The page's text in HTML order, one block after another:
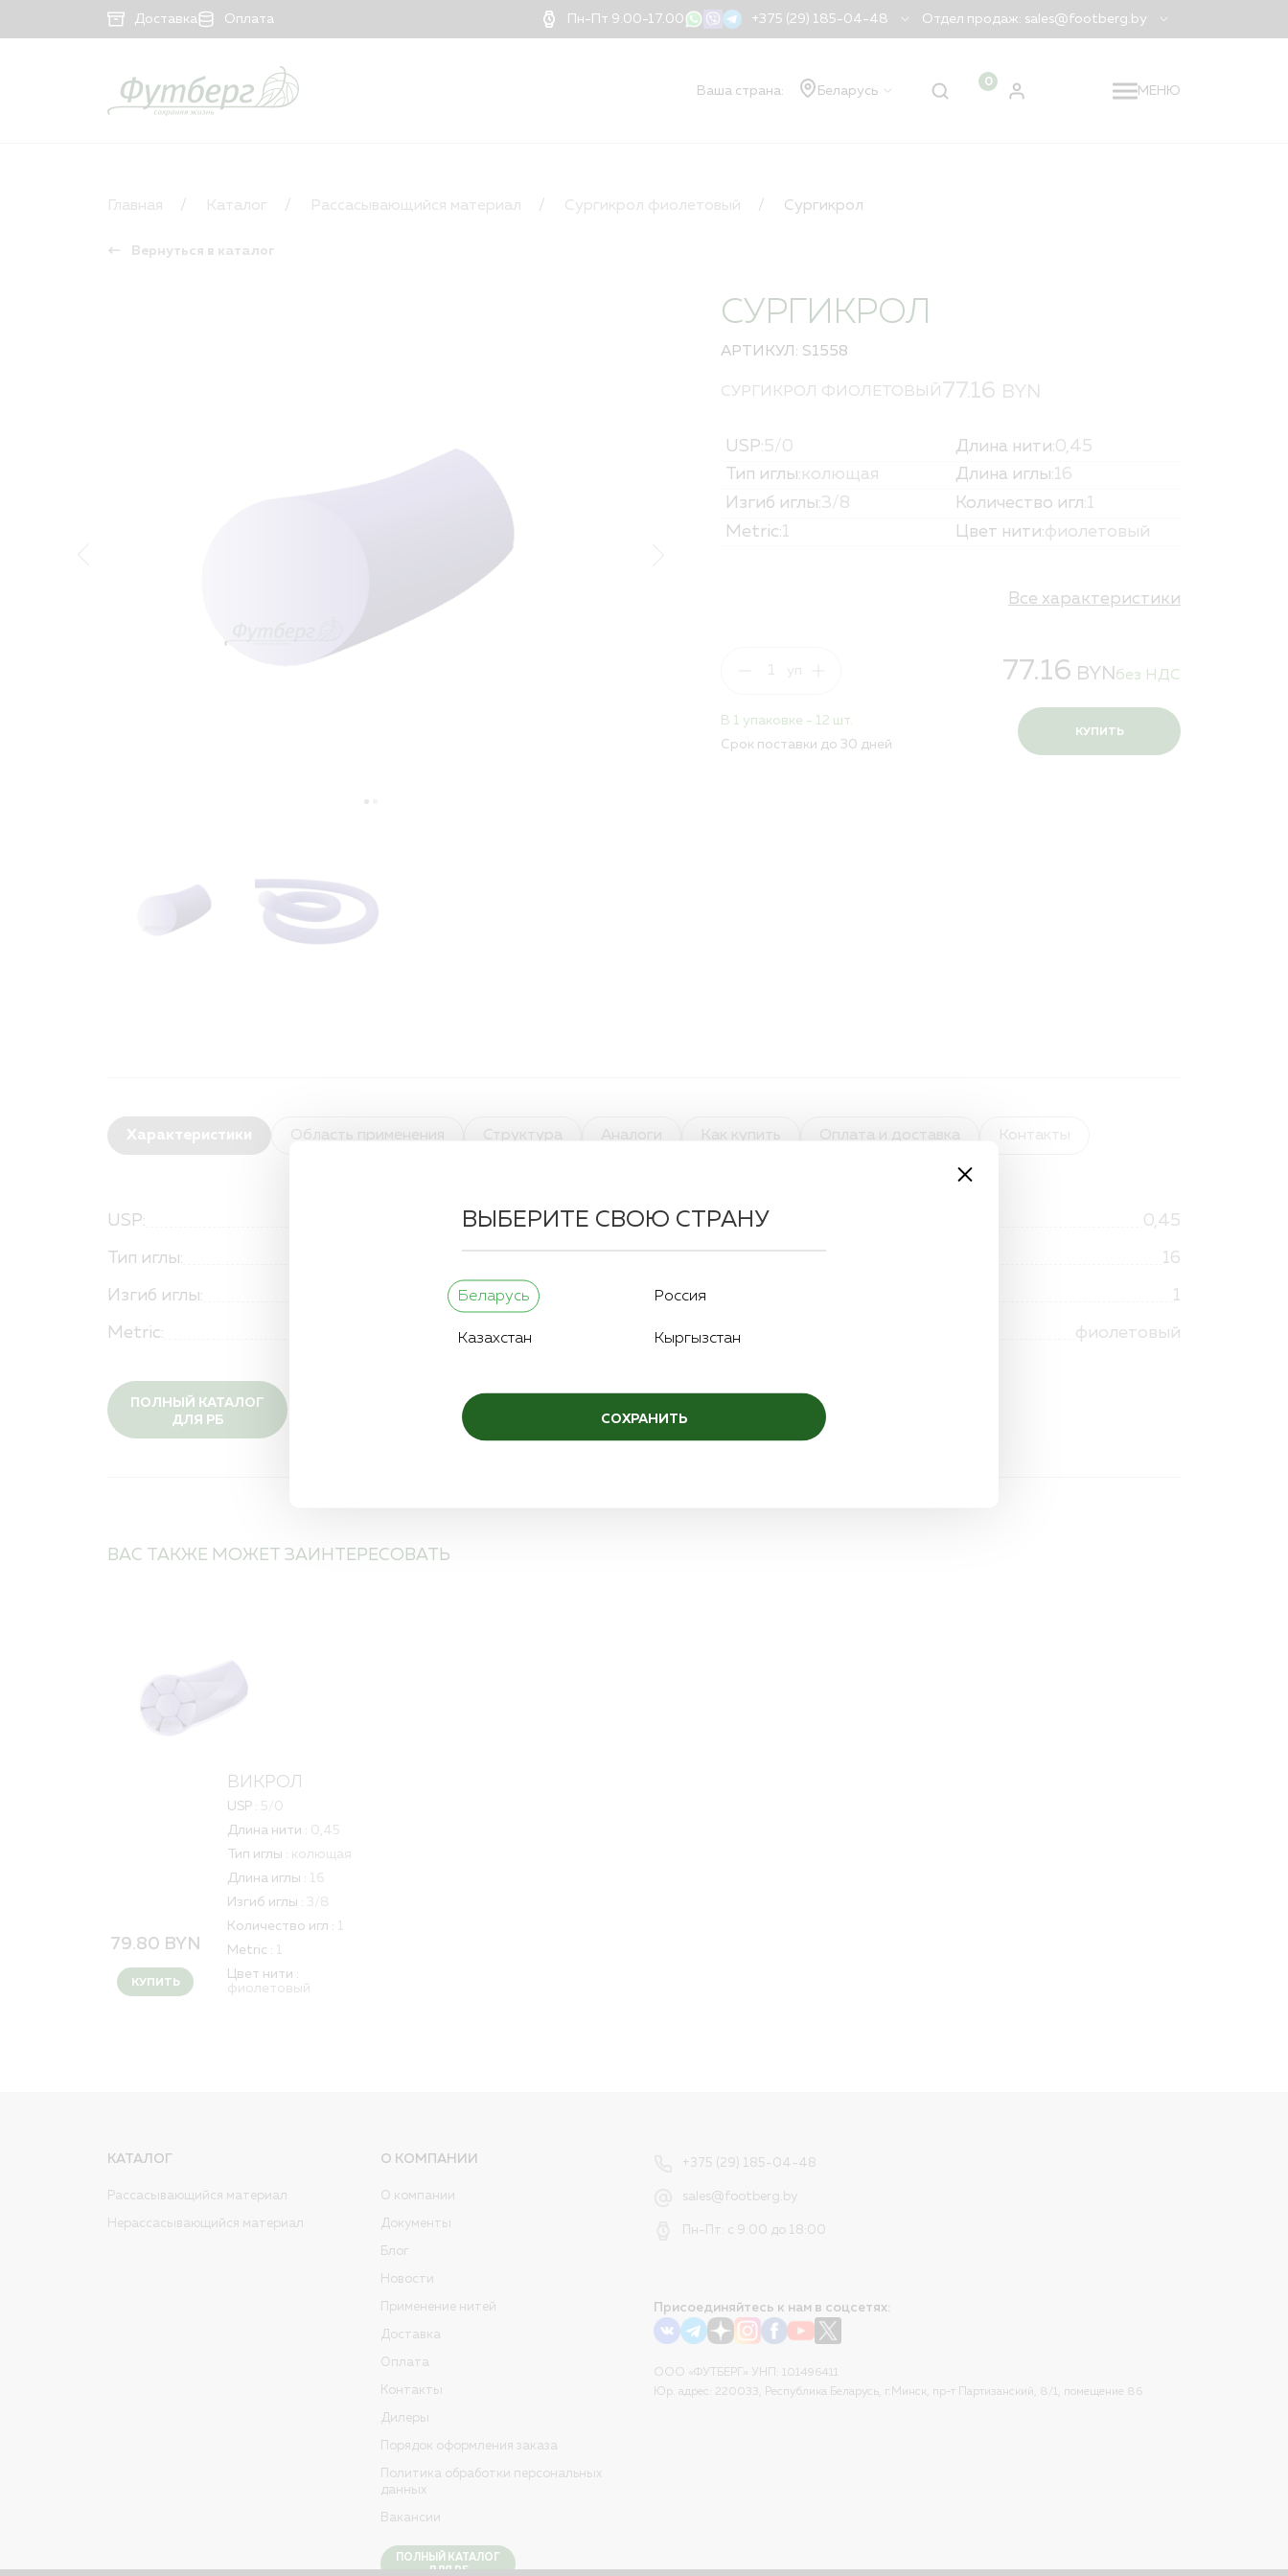
Доставка Оплата Пн-Пт 9.00-17.00 +375 (29) 185-04-48 Отдел продаж: sales@footberg.by
Ваша страна: Беларусь
0
МЕНЮ
Рассасывающийся материал
О компании
Доставка
Контакты
Политика обработки персональных данных
Вакансии
ПОЛНЫЙ КАТАЛОГ
Главная Каталог Рассасывающийся материал Сургикрол фиолетовый Сургикрол
Вернуться в каталог
СУРГИКРОЛ
АРТИКУЛ: S1558
СУРГИКРОЛ ФИОЛЕТОВЫЙ 77.16 BYN
USP:5/0 Длина нити:0,45
Тип иглы:колющая Длина иглы:16
Изгиб иглы:3/8 Количество игл:1
Metric:1 Цвет нити:фиолетовый
Все характеристики
В 1 упаковке - 12 шт.
Срок поставки до 30 дней
77.16 BYN без НДС
КУПИТЬ
Характеристики Область применения Структура Аналоги Как купить Оплата и доставка Контакты
USP: 5/0 Длина нити: 0,45
Тип иглы: 16
Изгиб иглы: Количество игл: 1
Metric: Цвет нити: фиолетовый
ПОЛНЫЙ КАТАЛОГ
ДЛЯ РБ
ВАС ТАКЖЕ МОЖЕТ ЗАИНТЕРЕСОВАТЬ
ВИКРОЛ
USP : 5/0
Длина нити : 0,45
Тип иглы : колющая
Длина иглы : 16
Изгиб иглы : 3/8
Количество игл : 1
Metric : 1
Цвет нити :
фиолетовый
79.80 BYN
КУПИТЬ
КАТАЛОГ
Рассасывающийся материал
Нерассасывающийся материал
О КОМПАНИИ
О компании
Документы
Блог
Новости
Применение нитей
Доставка
Оплата
Контакты
Дилеры
Порядок оформления заказа
Политика обработки персональных
данных
Вакансии
ПОЛНЫЙ КАТАЛОГ
ДЛЯ РБ
+375 (29) 185-04-48
sales@footberg.by
Пн-Пт: с 9:00 до 18:00
Присоединяйтесь к нам в соцсетях:
ООО «ФУТБЕРГ» УНП: 101496411
Юр. адрес: 220033, Республика Беларусь, г.Минск, пр-т Партизанский, 8/1, помещение 86
ВЫБЕРИТЕ СВОЮ СТРАНУ
Беларусь Россия
Казахстан Кыргызстан
СОХРАНИТЬ